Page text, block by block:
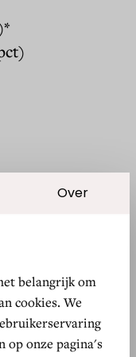
Over
belangrijk om
cookies. We
op onze pagina's